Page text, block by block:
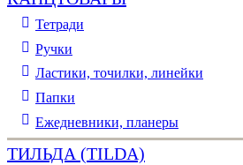
Тетради
Ручки
Ластики, точилки, линейки
Папки
Ежедневники, планеры
ТИЛЬДА (TILDA)